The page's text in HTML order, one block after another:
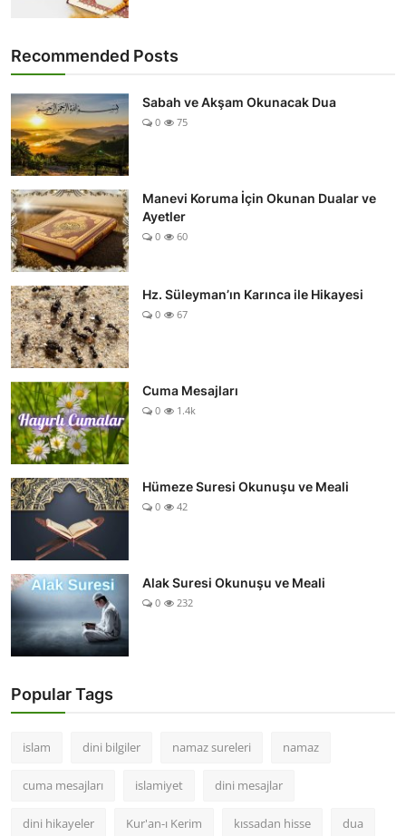
Recommended Posts
Sabah ve Akşam Okunacak Dua
0 75
Manevi Koruma İçin Okunan Dualar ve
Ayetler
0 60
Hz. Süleyman’ın Karınca ile Hikayesi
0 67
Cuma Mesajları
0 1.4k
Hümeze Suresi Okunuşu ve Meali
0 42
Alak Suresi Okunuşu ve Meali
0 232
Popular Tags
islam dini bilgiler namaz sureleri namaz
cuma mesajları islamiyet dini mesajlar
dini hikayeler Kur'an-ı Kerim kıssadan hisse dua